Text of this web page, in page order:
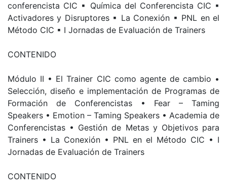
conferencista CIC ▪ Química del Conferencista CIC ▪
Activadores y Disruptores ▪ La Conexión ▪ PNL en el
Método CIC ▪ I Jornadas de Evaluación de Trainers
CONTENIDO
Módulo II • El Trainer CIC como agente de cambio •
Selección, diseño e implementación de Programas de
Formación de Conferencistas • Fear – Taming
Speakers • Emotion – Taming Speakers • Academia de
Conferencistas • Gestión de Metas y Objetivos para
Trainers • La Conexión • PNL en el Método CIC • I
Jornadas de Evaluación de Trainers
CONTENIDO